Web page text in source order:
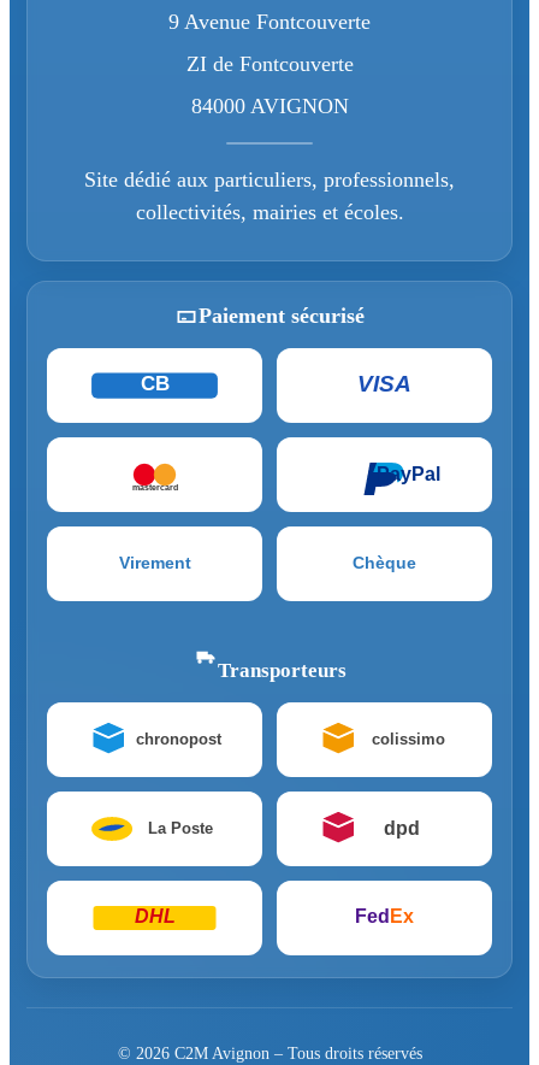
9 Avenue Fontcouverte
ZI de Fontcouverte
84000 AVIGNON
Site dédié aux particuliers, professionnels,
collectivités, mairies et écoles.
Paiement sécurisé
CB VISA
mastercard
PayPal
Virement Chèque
Transporteurs
chronopost colissimo
La Poste dpd
DHL Fed Ex
© 2026 C2M Avignon – Tous droits réservés